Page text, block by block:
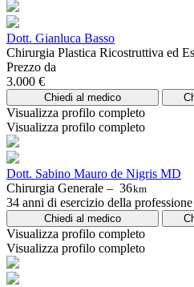
Dott. Gianluca Basso
Chirurgia Plastica Ricostruttiva ed
Prezzo da
3.000 €
Chiedi al medico
Visualizza profilo completo
Visualizza profilo completo
Dott. Sabino Mauro de Nigris MD
Chirurgia Generale – 36km
34 anni di esercizio della professione
Chiedi al medico
Visualizza profilo completo
Visualizza profilo completo